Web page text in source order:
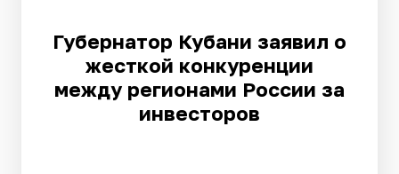
Губернатор Кубани заявил о
жесткой конкуренции
между регионами России за
инвесторов